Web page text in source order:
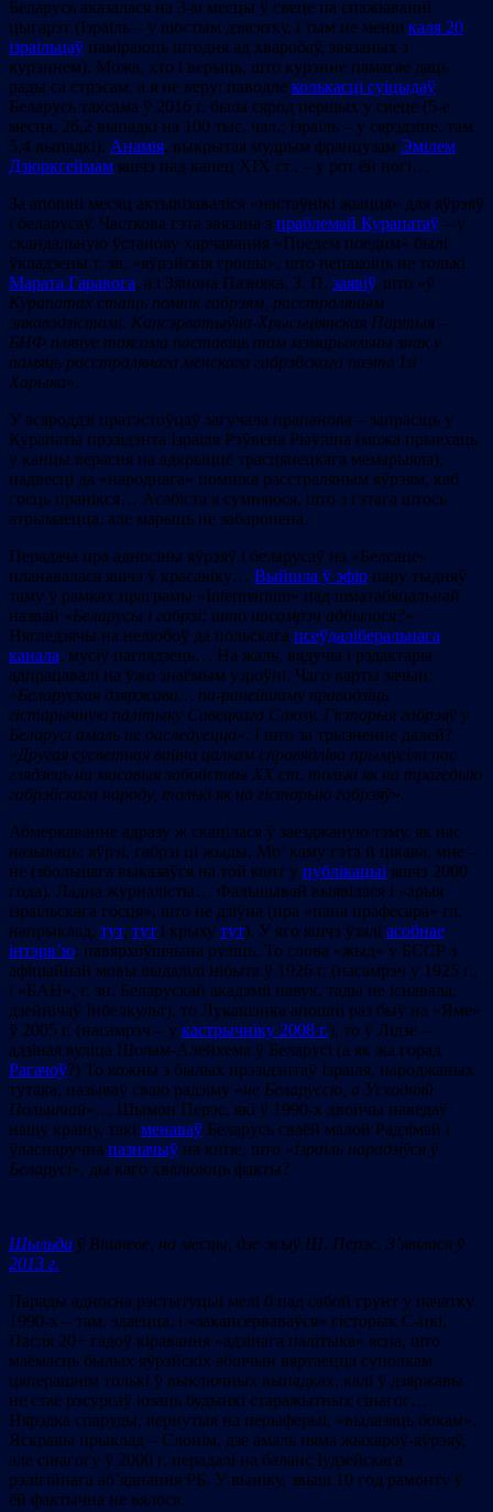
Беларусь аказалася на 3-м месцы ў свеце па спажыванні
цыгарэт (Ізраіль – у шостым дзясятку, і тым не менш каля 20
ізраільцаў паміраюць штодня ад хваробаў, звязаных з
курэннем). Можа, хто і верыць, што курэнне памагае даць
рады са стрэсам, а я не веру: паводле колькасці суіцыдаў
Беларусь таксама ў 2016 г. была сярод першых у свеце (5-е
месца, 26,2 выпадкі на 100 тыс. чал.; Ізраіль – у сярэдзіне, там
5,4 выпадкі). Анамія, выкрытая мудрым французам Эмілем
Дзюркгеймам яшчэ пад канец ХІХ ст., – у рот ёй ногі…
За апошні месяц актывізаваліся «настаўнікі жыцця» для яўрэяў
і беларусаў. Часткова гэта звязана з праблемай Курапатаў – у
скандальную ўстанову харчавання «Поедем поедим» былі
ўкладзены т. зв. «яўрэйскія грошы», што непакоіць не толькі
Марата Гаравога, а і Зянона Пазняка. З. П. заявіў, што «ў
Курапатах стаіць помнік габрэям, расстраляным
энкавэдзістамі. Кансэрватыўна-Хрысьціянская Партыя –
БНФ плянуе таксама паставіць там мэмарыяльны знак у
памяць расстралянага менскага габрэйскага паэта Ізі
Харыка».
У асяроддзі пратэстоўцаў загучала прапанова – запрасіць у
Курапаты прэзідэнта Ізраіля Рэўвена Рыўліна (можа прыехаць
у канцы верасня на адкрыццё трасцянецкага мемарыяла),
падвесці да «народнага» помніка расстраляным яўрэям, каб
госць пранікся… Асабіста я сумняюся, што з гэтага штось
атрымаецца, але марыць не забаронена.
Перадача пра адносіны яўрэяў і беларусаў на «Белсаце»
планавалася яшчэ ў красавіку… Выйшла ў эфір пару тыдняў
таму ў рамках праграмы «Intermarium» пад шматабяцальнай
назвай «Беларусы і габрэі: што насамрэч адбылося?»
Нягледзячы на нелюбоў да польскага псеўдаліберальнага
канала, мусіў паглядзець… На жаль, вядучы і рэдактары
адпрацавалі на ўжо знаёмым узроўні. Чаго варты зачын:
«Беларуская дзяржава… па-ранейшаму праводзіць
гістарычную палітыку Савецкага Саюзу. Гісторыя габрэяў у
Беларусі амаль не даследуецца». І што за трызненне далей?
«Другая сусветная вайна цалкам справядліва прымусіла нас
глядзець на масавыя забойствы ХХ ст. толькі як на трагедыю
габрэйскага народу, толькі як на гісторыю габрэяў».
Абмеркаванне адразу ж скацілася ў заезджаную тэму, як нас
называць: яўрэі, габрэі ці жыды. Мо’ каму гэта й цікава, мне –
не (збольшага выказаўся на той конт у публікацыі яшчэ 2000
года). Ладна журналісты… Фальшывай выявілася і «арыя
ізраільскага госця», што не дзіўна (пра «пана прафесара» гл.
напрыклад, тут, тут і крыху тут). У яго яшчэ ўзялі асобнае
інтэрв’ю: павярхоўшчына руліць. То слова «жыд» у БССР з
афіцыйнай мовы выдалілі нібыта ў 1926 г. (насамрэч у 1925 г.,
і «БАН», г. зн. Беларускай акадэміі навук, тады не існавала,
дзейнічаў Інбелкульт), то Лукашэнка апошні раз быў на «Яме»
ў 2005 г. (насамрэч – у кастрычніку 2008 г.), то ў Лідзе –
адзіная вуліца Шолам-Алейхема ў Беларусі (а як жа горад
Рагачоў?) То кожны з былых прэзідэнтаў Ізраіля, народжаных
тутака, называў сваю радзіму «не Беларуссю, а Усходняй
Польшчай»… Шымон Перэс, які ў 1990-х двойчы наведаў
нашу краіну, такі менаваў Беларусь сваёй малой Радзімай і
ўласнаручна пазначыў на кнізе, што «Ізраіль нарадзіўся ў
Беларусі», ды каго хвалююць факты?
Шыльда ў Вішневе, на месцы, дзе жыў Ш. Перэс. З’явілася ў
2013 г.
Парады адносна рэстытуцыі мелі б пад сабой грунт у пачатку
1990-х – там, здаецца, і «закансерваваўся» гісторык С-цкі.
Пасля 20+ гадоў кіравання «адзінага палітыка» ясна, што
маёмасць былых яўрэйскіх абшчын вяртаецца суполкам
цяперашнім толькі ў выключных выпадках, калі ў дзяржавы
не стае рэсурсаў юзаць будынкі старажытных сінагог…
Нярэдка спаруды, вернутыя на перыферыі, «вылазяць бокам».
Яскравы прыклад – Слонім, дзе амаль няма жыхароў-яўрэяў,
але сінагогу ў 2000 г. перадалі на баланс Іудзейскага
рэлігійнага аб’яднання РБ. У выніку, звыш 10 год рамонту ў
ёй фактычна не вялося.